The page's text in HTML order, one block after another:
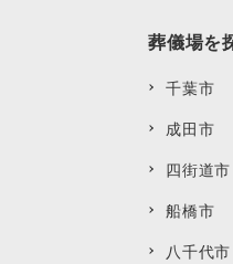
葬儀場を
千葉市
成田市
四街道市
船橋市
八千代市